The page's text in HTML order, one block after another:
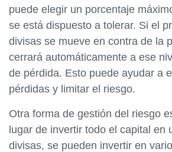
puede elegir un porcentaje
se está dispuesto a tolerar. Si el
divisas se mueve en contra de la
cerrará automáticamente a ese
de pérdida. Esto puede ayudar a
pérdidas y limitar el riesgo.
Otra forma de gestión del riesgo
lugar de invertir todo el capital en
divisas, se pueden invertir en